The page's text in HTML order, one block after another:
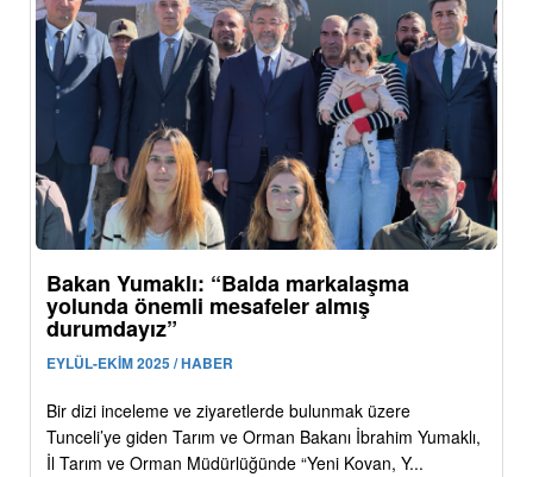
Bakan Yumaklı: “Balda markalaşma
yolunda önemli mesafeler almış
durumdayız”
EYLÜL-EKİM 2025 / HABER
Bir dizi inceleme ve ziyaretlerde bulunmak üzere
Tunceli’ye giden Tarım ve Orman Bakanı İbrahim Yumaklı,
İl Tarım ve Orman Müdürlüğünde “Yeni Kovan, Y...